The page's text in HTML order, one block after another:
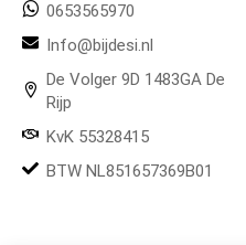
0653565970
Info@bijdesi.nl
De Volger 9D 1483GA De
Rijp
KvK 55328415
BTW NL851657369B01